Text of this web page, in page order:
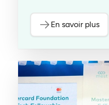
En savoir plus